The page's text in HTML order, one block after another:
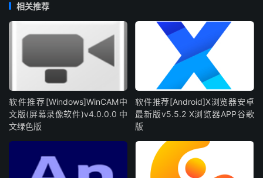
相关推荐
软件推荐[Windows]WinCAM中
文版(屏幕录像软件)v4.0.0.0 中
文绿色版
软件推荐[Android]X浏览器安卓
最新版v5.5.2 X浏览器APP谷歌
版